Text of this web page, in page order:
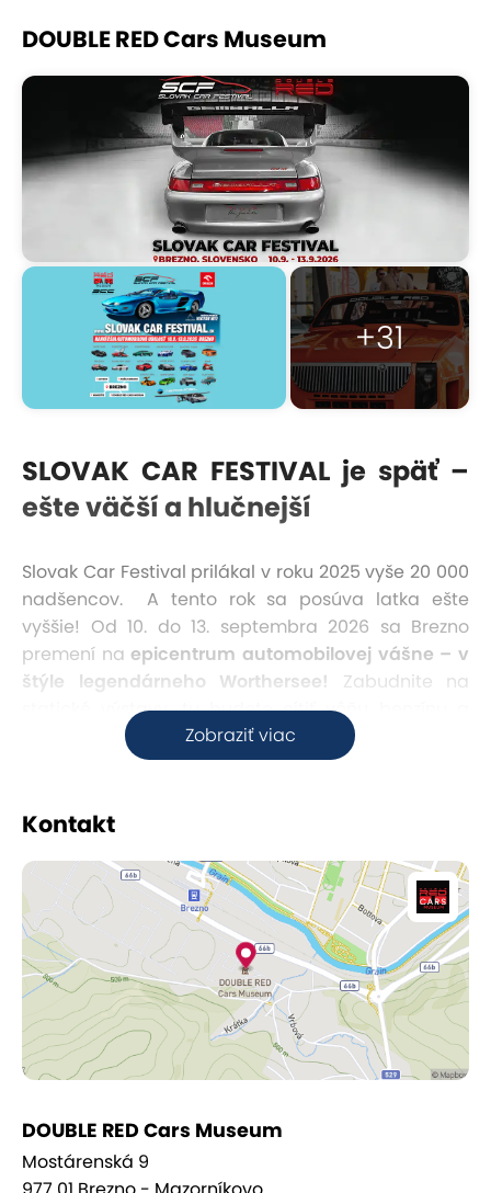
DOUBLE RED Cars Museum
+31
Zobraziť viac
SLOVAK CAR FESTIVAL je späť –
ešte väčší a hlučnejší
Slovak Car Festival prilákal v roku 2025 vyše 20 000
nadšencov. A tento rok sa posúva latka ešte
vyššie! Od 10. do 13. septembra 2026 sa Brezno
premení na epicentrum automobilovej vášne – v
štýle legendárneho Worthersee! Zabudnite na
statické výstavy, tu budete cítiť vôňu benzínu a
počuť rev motorov naživo.
nekompromisné šprinty, kaskadérske kúsky a
osobnosti zo sveta motorizmu i šoubiznisu
Nezáleží na tom, či ste petrolhead alebo len
hľadáte poriadnu dávku vzrušenia – SLOVAK CAR
FESTIVAL bude zážitok, na ktorý tak ľahko
nezabudnete!
Kontakt
DOUBLE RED Cars Museum
Mostárenská 9